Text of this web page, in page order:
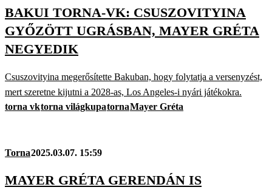
BAKUI TORNA-VK: CSUSZOVITYINA
GYŐZÖTT UGRÁSBAN, MAYER GRÉTA
NEGYEDIK
Csuszovityina megerősítette Bakuban, hogy folytatja a versenyzést,
mert szeretne kijutni a 2028-as, Los Angeles-i nyári játékokra.
torna vktorna világkupatornaMayer Gréta
Torna2025.03.07. 15:59
MAYER GRÉTA GERENDÁN IS